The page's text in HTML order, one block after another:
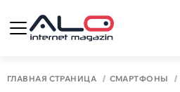
ГЛАВНАЯ СТРАНИЦА СМАРТФОНЫ